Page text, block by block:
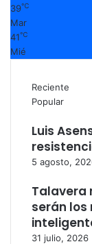
39℃
Mar
41℃
Mié
Reciente
Popular
Luis
5 agosto,
Talavera
serán
31 julio, 2026